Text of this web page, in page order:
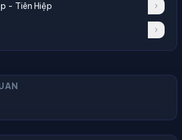
- Tiên Hiệp